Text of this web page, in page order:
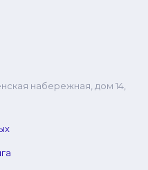
набережная, дом 14,